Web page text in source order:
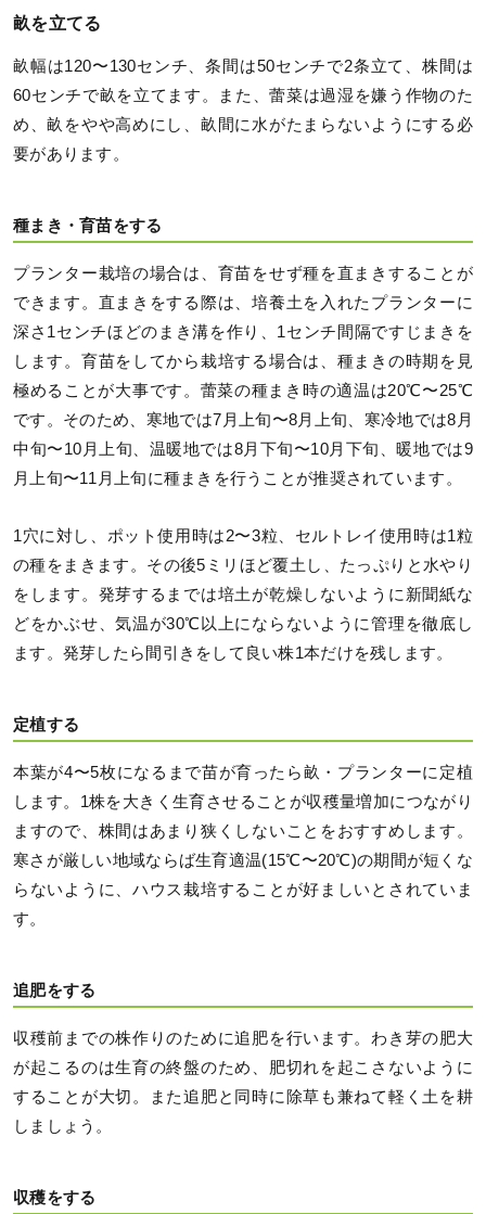
畝を立てる
畝幅は120〜130センチ、条間は50センチで2条立て、株間は
60センチで畝を立てます。また、蕾菜は過湿を嫌う作物のた
め、畝をやや高めにし、畝間に水がたまらないようにする必
要があります。
種まき・育苗をする
プランター栽培の場合は、育苗をせず種を直まきすることが
できます。直まきをする際は、培養土を入れたプランターに
深さ1センチほどのまき溝を作り、1センチ間隔ですじまきを
します。育苗をしてから栽培する場合は、種まきの時期を見
極めることが大事です。蕾菜の種まき時の適温は20℃〜25℃
です。そのため、寒地では7月上旬〜8月上旬、寒冷地では8月
中旬〜10月上旬、温暖地では8月下旬〜10月下旬、暖地では9
月上旬〜11月上旬に種まきを行うことが推奨されています。
1穴に対し、ポット使用時は2〜3粒、セルトレイ使用時は1粒
の種をまきます。その後5ミリほど覆土し、たっぷりと水やり
をします。発芽するまでは培土が乾燥しないように新聞紙な
どをかぶせ、気温が30℃以上にならないように管理を徹底し
ます。発芽したら間引きをして良い株1本だけを残します。
定植する
本葉が4〜5枚になるまで苗が育ったら畝・プランターに定植
します。1株を大きく生育させることが収穫量増加につながり
ますので、株間はあまり狭くしないことをおすすめします。
寒さが厳しい地域ならば生育適温(15℃〜20℃)の期間が短くな
らないように、ハウス栽培することが好ましいとされていま
す。
追肥をする
収穫前までの株作りのために追肥を行います。わき芽の肥大
が起こるのは生育の終盤のため、肥切れを起こさないように
することが大切。また追肥と同時に除草も兼ねて軽く土を耕
しましょう。
収穫をする